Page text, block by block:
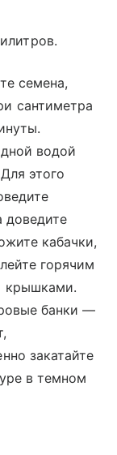
семена,
сантиметра
водой
этого
доведите
кабачки,
горячим
крышками.
банки —
закатайте
в темном